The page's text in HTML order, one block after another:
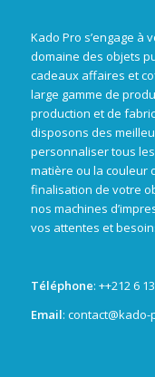
Kado Pro s’engage à
domaine des objets
cadeaux affaires et
large gamme de
production et de
disposons des
personnaliser tous
matière ou la couleur
finalisation de votre
nos machines
vos attentes et
Téléphone: ++212 6
Email: contact@kado-